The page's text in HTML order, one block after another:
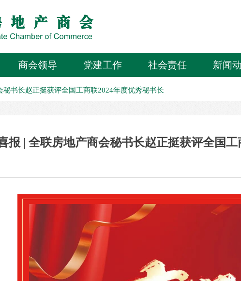
商会领导 党建工作 社会责任 新闻
报 | 全联房地产商会秘书长赵正挺获评全国
秘书长赵正挺获评全国工商联2024年度优秀秘书长